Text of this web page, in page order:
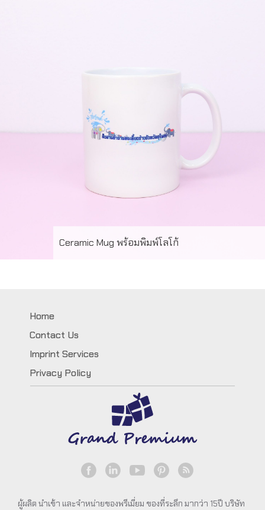
Ceramic Mug พร้อมพิมพ์โลโก้
Home
Contact Us
Imprint Services
Privacy Policy
ผู้ผลิต นำเข้า และจำหน่ายของพรีเมี่ยม ของที่ระลึก มากว่า 15ปี บริษัท